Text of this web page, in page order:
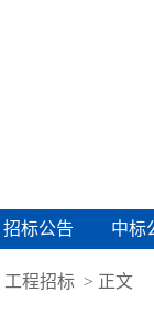
招标公告
招标公告 中标
中标
工程招标 > 正文